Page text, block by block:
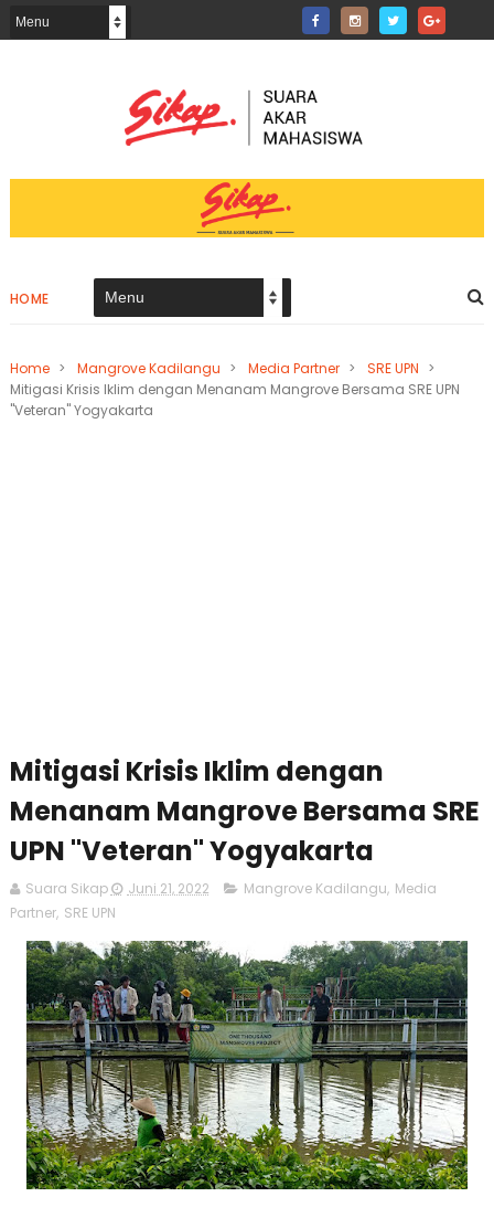
HOME
Home > Mangrove Kadilangu > Media Partner > SRE UPN >
Mitigasi Krisis Iklim dengan Menanam Mangrove Bersama SRE UPN
"Veteran" Yogyakarta
Mitigasi Krisis Iklim dengan
Menanam Mangrove Bersama SRE
UPN "Veteran" Yogyakarta
Suara Sikap Juni 21, 2022 Mangrove Kadilangu, Media
Partner, SRE UPN